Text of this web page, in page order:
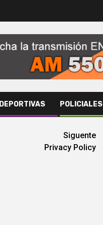
DEPORTIVAS POLICIALES
Siguente
Privacy Policy